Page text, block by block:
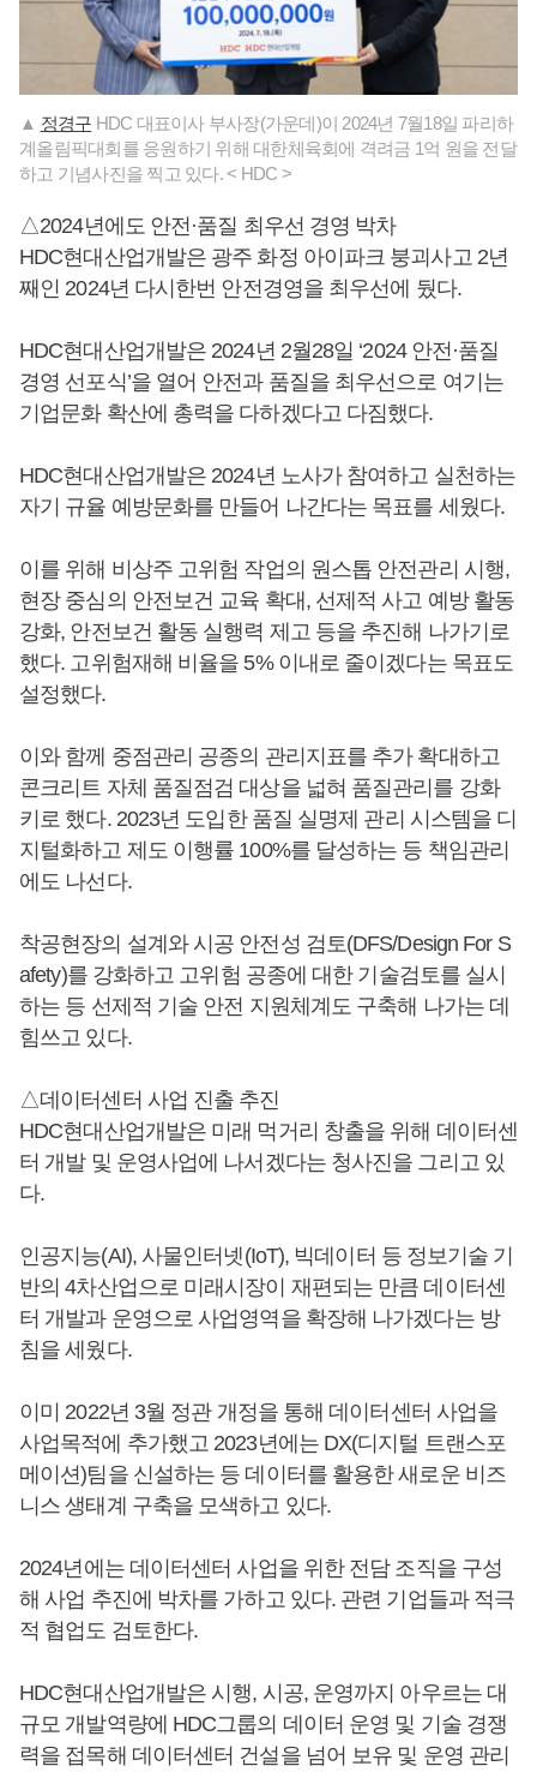
▲ 정경구 HDC 대표이사 부사장(가운데)이 2024년 7월18일 파리하
계올림픽대회를 응원하기 위해 대한체육회에 격려금 1억 원을 전달
하고 기념사진을 찍고 있다. < HDC >
△2024년에도 안전·품질 최우선 경영 박차
HDC현대산업개발은 광주 화정 아이파크 붕괴사고 2년
째인 2024년 다시한번 안전경영을 최우선에 뒀다.
HDC현대산업개발은 2024년 2월28일 ‘2024 안전·품질
경영 선포식’을 열어 안전과 품질을 최우선으로 여기는
기업문화 확산에 총력을 다하겠다고 다짐했다.
HDC현대산업개발은 2024년 노사가 참여하고 실천하는
자기 규율 예방문화를 만들어 나간다는 목표를 세웠다.
이를 위해 비상주 고위험 작업의 원스톱 안전관리 시행,
현장 중심의 안전보건 교육 확대, 선제적 사고 예방 활동
강화, 안전보건 활동 실행력 제고 등을 추진해 나가기로
했다. 고위험재해 비율을 5% 이내로 줄이겠다는 목표도
설정했다.
이와 함께 중점관리 공종의 관리지표를 추가 확대하고
콘크리트 자체 품질점검 대상을 넓혀 품질관리를 강화
키로 했다. 2023년 도입한 품질 실명제 관리 시스템을 디
지털화하고 제도 이행률 100%를 달성하는 등 책임관리
에도 나선다.
착공현장의 설계와 시공 안전성 검토(DFS/Design For S
afety)를 강화하고 고위험 공종에 대한 기술검토를 실시
하는 등 선제적 기술 안전 지원체계도 구축해 나가는 데
힘쓰고 있다.
△데이터센터 사업 진출 추진
HDC현대산업개발은 미래 먹거리 창출을 위해 데이터센
터 개발 및 운영사업에 나서겠다는 청사진을 그리고 있
다.
인공지능(AI), 사물인터넷(IoT), 빅데이터 등 정보기술 기
반의 4차산업으로 미래시장이 재편되는 만큼 데이터센
터 개발과 운영으로 사업영역을 확장해 나가겠다는 방
침을 세웠다.
이미 2022년 3월 정관 개정을 통해 데이터센터 사업을
사업목적에 추가했고 2023년에는 DX(디지털 트랜스포
메이션)팀을 신설하는 등 데이터를 활용한 새로운 비즈
니스 생태계 구축을 모색하고 있다.
2024년에는 데이터센터 사업을 위한 전담 조직을 구성
해 사업 추진에 박차를 가하고 있다. 관련 기업들과 적극
적 협업도 검토한다.
HDC현대산업개발은 시행, 시공, 운영까지 아우르는 대
규모 개발역량에 HDC그룹의 데이터 운영 및 기술 경쟁
력을 접목해 데이터센터 건설을 넘어 보유 및 운영 관리